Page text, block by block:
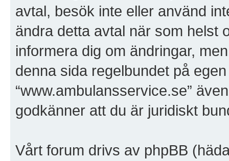
avtal, besök inte eller använd
ändra detta avtal när som helst
informera dig om ändringar,
denna sida regelbundet på
“www.ambulansservice.se”
godkänner att du är juridiskt
Vårt forum drivs av phpBB